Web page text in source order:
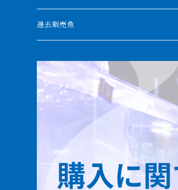
ポーリー
セネガルス
ナイル川
ナイジェリア
ブリードポリプ
アンソルギー
2000mm以上
過去販売魚